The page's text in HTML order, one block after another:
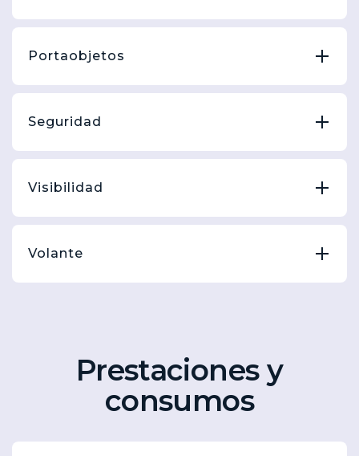
Portaobjetos
Seguridad
Visibilidad
Volante
Prestaciones y
consumos